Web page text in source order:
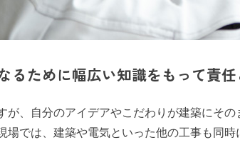
るために幅広い知識をもって責
が、自分のアイデアやこだわりが建築にそ
場では、建築や電気といった他の工事も同